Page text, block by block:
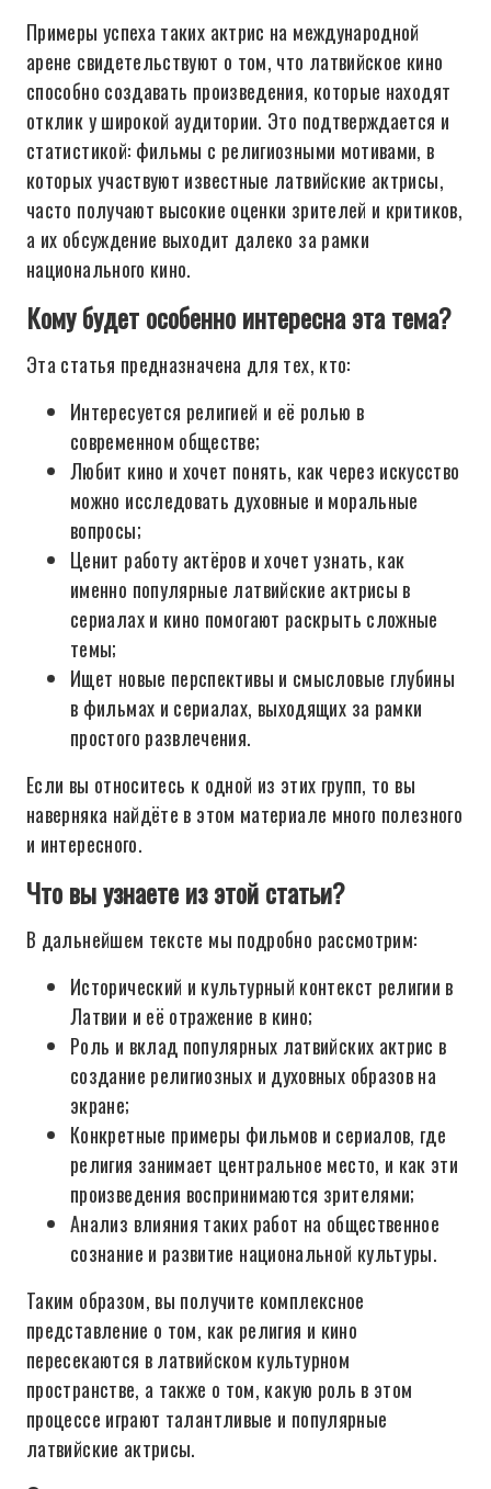
Примеры успеха таких актрис на международной
арене свидетельствуют о том, что латвийское кино
способно создавать произведения, которые находят
отклик у широкой аудитории. Это подтверждается и
статистикой: фильмы с религиозными мотивами, в
которых участвуют известные латвийские актрисы,
часто получают высокие оценки зрителей и критиков,
а их обсуждение выходит далеко за рамки
национального кино.
Кому будет особенно интересна эта тема?
Эта статья предназначена для тех, кто:
Интересуется религией и её ролью в
современном обществе;
Любит кино и хочет понять, как через искусство
можно исследовать духовные и моральные
вопросы;
Ценит работу актёров и хочет узнать, как
именно популярные латвийские актрисы в
сериалах и кино помогают раскрыть сложные
темы;
Ищет новые перспективы и смысловые глубины
в фильмах и сериалах, выходящих за рамки
простого развлечения.
Если вы относитесь к одной из этих групп, то вы
наверняка найдёте в этом материале много полезного
и интересного.
Что вы узнаете из этой статьи?
В дальнейшем тексте мы подробно рассмотрим:
Исторический и культурный контекст религии в
Латвии и её отражение в кино;
Роль и вклад популярных латвийских актрис в
создание религиозных и духовных образов на
экране;
Конкретные примеры фильмов и сериалов, где
религия занимает центральное место, и как эти
произведения воспринимаются зрителями;
Анализ влияния таких работ на общественное
сознание и развитие национальной культуры.
Таким образом, вы получите комплексное
представление о том, как религия и кино
пересекаются в латвийском культурном
пространстве, а также о том, какую роль в этом
процессе играют талантливые и популярные
латвийские актрисы.